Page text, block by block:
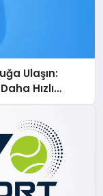
Ulaşın:
Hızlı